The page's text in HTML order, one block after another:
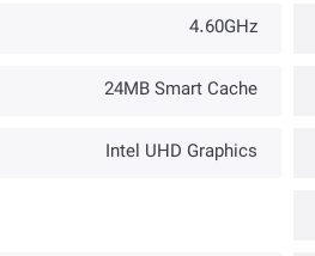
4.60GHz
24MB Smart Cache
Intel UHD Graphics